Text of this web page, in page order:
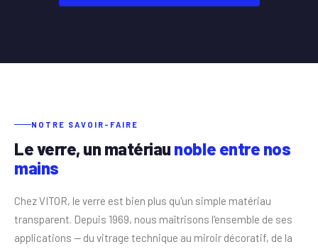
NOTRE SAVOIR-FAIRE
Le verre, un matériau noble entre nos
mains
Chez VITOR, le verre est bien plus qu'un simple matériau
transparent. Depuis 1969, nous maîtrisons l'ensemble de ses
applications — du vitrage technique au miroir décoratif, de la